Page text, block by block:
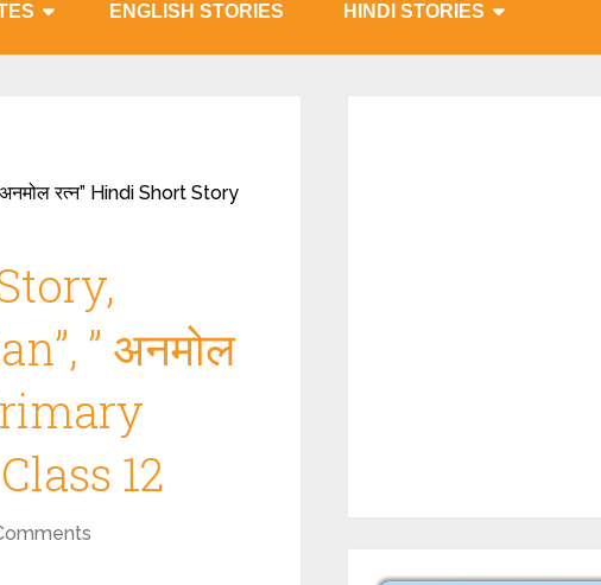
ENGLISH STORIES HINDI STORIES
रत्न” Hindi Short Story
” अनमोल
12